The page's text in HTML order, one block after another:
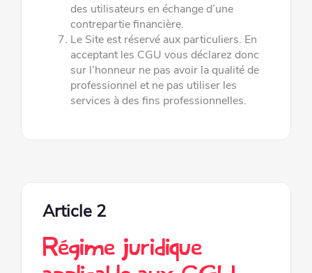
des utilisateurs en échange d’une
contrepartie financière.
Le Site est réservé aux particuliers. En
acceptant les CGU vous déclarez donc
sur l’honneur ne pas avoir la qualité de
professionnel et ne pas utiliser les
services à des fins professionnelles.
Article 2
Régime juridique